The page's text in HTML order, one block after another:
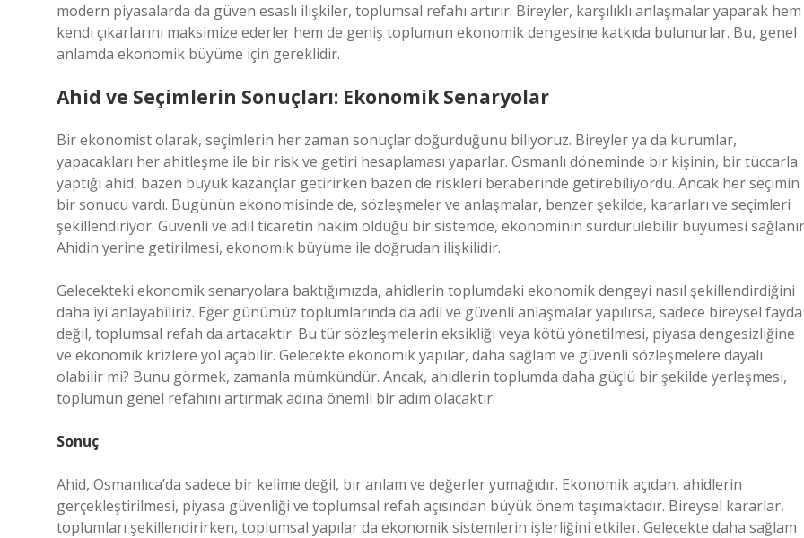
modern piyasalarda da güven esaslı ilişkiler, toplumsal refahı artırır. Bireyler, karşılıklı anlaşmalar yaparak hem
kendi çıkarlarını maksimize ederler hem de geniş toplumun ekonomik dengesine katkıda bulunurlar. Bu, genel
anlamda ekonomik büyüme için gereklidir.
Ahid ve Seçimlerin Sonuçları: Ekonomik Senaryolar
Bir ekonomist olarak, seçimlerin her zaman sonuçlar doğurduğunu biliyoruz. Bireyler ya da kurumlar,
yapacakları her ahitleşme ile bir risk ve getiri hesaplaması yaparlar. Osmanlı döneminde bir kişinin, bir tüccarla
yaptığı ahid, bazen büyük kazançlar getirirken bazen de riskleri beraberinde getirebiliyordu. Ancak her seçimin
bir sonucu vardı. Bugünün ekonomisinde de, sözleşmeler ve anlaşmalar, benzer şekilde, kararları ve seçimleri
şekillendiriyor. Güvenli ve adil ticaretin hakim olduğu bir sistemde, ekonominin sürdürülebilir büyümesi
Ahidin yerine getirilmesi, ekonomik büyüme ile doğrudan ilişkilidir.
Gelecekteki ekonomik senaryolara baktığımızda, ahidlerin toplumdaki ekonomik dengeyi nasıl şekillendirdiğini
daha iyi anlayabiliriz. Eğer günümüz toplumlarında da adil ve güvenli anlaşmalar yapılırsa, sadece bireysel fayda
değil, toplumsal refah da artacaktır. Bu tür sözleşmelerin eksikliği veya kötü yönetilmesi, piyasa dengesizliğine
ve ekonomik krizlere yol açabilir. Gelecekte ekonomik yapılar, daha sağlam ve güvenli sözleşmelere dayalı
olabilir mi? Bunu görmek, zamanla mümkündür. Ancak, ahidlerin toplumda daha güçlü bir şekilde yerleşmesi,
toplumun genel refahını artırmak adına önemli bir adım olacaktır.
Sonuç
Ahid, Osmanlıca’da sadece bir kelime değil, bir anlam ve değerler yumağıdır. Ekonomik açıdan, ahidlerin
gerçekleştirilmesi, piyasa güvenliği ve toplumsal refah açısından büyük önem taşımaktadır. Bireysel kararlar,
toplumları şekillendirirken, toplumsal yapılar da ekonomik sistemlerin işlerliğini etkiler. Gelecekte daha sağlam